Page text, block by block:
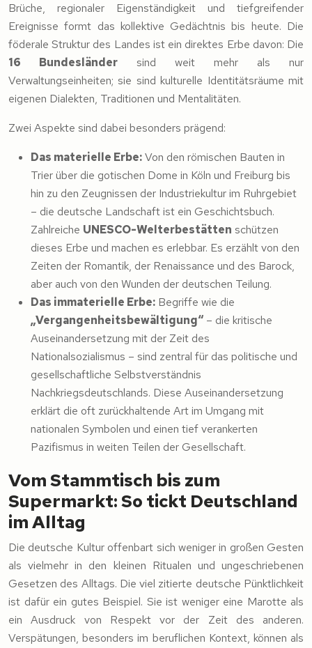
Brüche, regionaler Eigenständigkeit und tiefgreifender
Ereignisse formt das kollektive Gedächtnis bis heute. Die
föderale Struktur des Landes ist ein direktes Erbe davon: Die
16 Bundesländer sind weit mehr als nur
Verwaltungseinheiten; sie sind kulturelle Identitätsräume mit
eigenen Dialekten, Traditionen und Mentalitäten.
Zwei Aspekte sind dabei besonders prägend:
Das materielle Erbe:Von den römischen Bauten in
Trier über die gotischen Dome in Köln und Freiburg bis
hin zu den Zeugnissen der Industriekultur im Ruhrgebiet
– die deutsche Landschaft ist ein Geschichtsbuch.
Zahlreiche UNESCO-Welterbestätten schützen
dieses Erbe und machen es erlebbar. Es erzählt von den
Zeiten der Romantik, der Renaissance und des Barock,
aber auch von den Wunden der deutschen Teilung.
Das immaterielle Erbe: Begriffe wie die
„Vergangenheitsbewältigung“ – die kritische
Auseinandersetzung mit der Zeit des
Nationalsozialismus – sind zentral für das politische und
gesellschaftliche Selbstverständnis
Nachkriegsdeutschlands. Diese Auseinandersetzung
erklärt die oft zurückhaltende Art im Umgang mit
nationalen Symbolen und einen tief verankerten
Pazifismus in weiten Teilen der Gesellschaft.
Vom Stammtisch bis zum
Supermarkt: So tickt Deutschland
im Alltag
Die deutsche Kultur offenbart sich weniger in großen Gesten
als vielmehr in den kleinen Ritualen und ungeschriebenen
Gesetzen des Alltags. Die viel zitierte deutsche Pünktlichkeit
ist dafür ein gutes Beispiel. Sie ist weniger eine Marotte als
ein Ausdruck von Respekt vor der Zeit des anderen.
Verspätungen, besonders im beruflichen Kontext, können als